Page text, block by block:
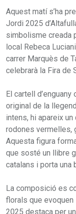
Aquest matí s’ha
Jordi 2025
simbolisme creada
local Rebeca
carrer Marquès de
celebrarà la Fira de
El cartell
original de la
intens, hi apareix
rodones vermelles,
Aquesta figura
que sosté un llibre
catalans i porta una
La composició es
florals que evoquen
2025 destaca per